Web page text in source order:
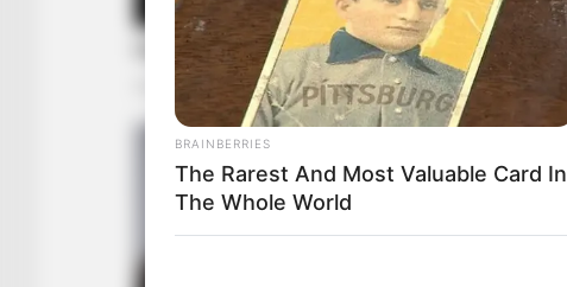
BRAINBERRIES
The Rarest And Most Valuable Card In
The Whole World